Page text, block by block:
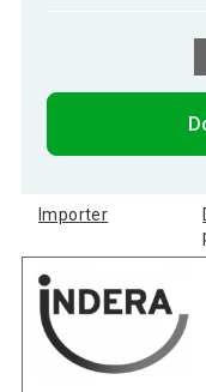
Importer